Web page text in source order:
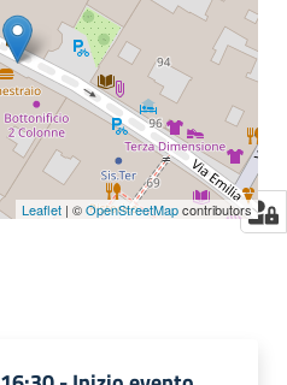
Leaflet | ©OpenStreetMapcontributors